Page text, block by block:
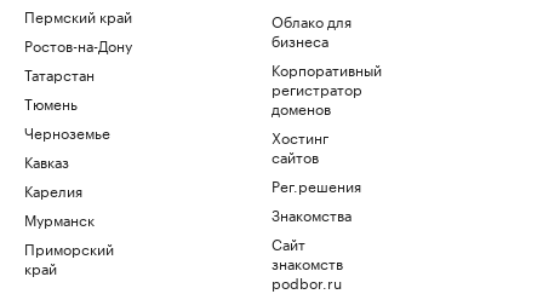
Пермский край
Ростов-на-Дону
Татарстан
Тюмень
Черноземье
Кавказ
Карелия
Мурманск
Приморский
край
Облако для
бизнеса
Корпоративный
регистратор
доменов
Хостинг
сайтов
Рег.решения
Знакомства
Сайт
знакомств
podbor.ru